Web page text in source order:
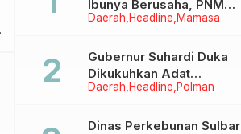
Daerah Headline Mamasa
Ibunya Berusaha, PNM
Juga Menjaga Mimpi
Menggapai Cita-Cita
Daerah Headline Polman
Gubernur Suhardi Duka
Dikukuhkan Adat
Balanipa, Raih Gelar Sulo
Dinas Perkebunan Sulbar